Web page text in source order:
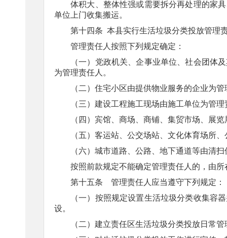
体积大、整体性强或需要拆分再处理的家
单位上门收集搬运。
第十四条 本县实行生活垃圾分类投放管理
管理责任人按照下列规定确定：
（一）党政机关、企事业单位、社会团体
为管理责任人。
（二）住宅小区由提供物业服务的企业为
（三）建设工程施工现场由施工单位为管
（四）宾馆、商场、商铺、集贸市场、展
（五）客运站、公交场站、文化体育场所
（六）城市道路、公路、地下通道等由清
按照前款规定不能确定管理责任人的，由
第十五条
管理责任人应当遵守下列规定：
（一）按照规定设置生活垃圾分类收集容
设。
（二）建立责任区生活垃圾分类投放日常